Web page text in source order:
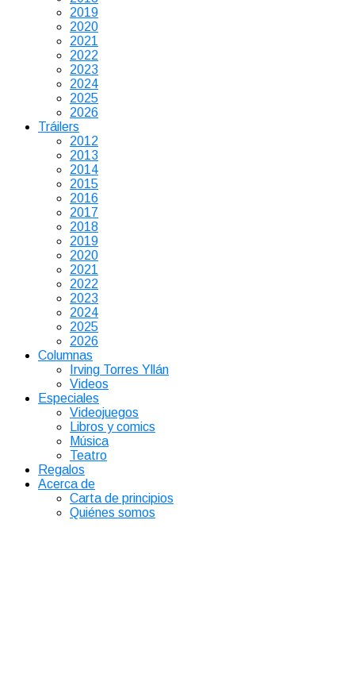
2019
2020
2021
2022
2023
2024
2025
2026
Tráilers
2012
2013
2014
2015
2016
2017
2018
2019
2020
2021
2022
2023
2024
2025
2026
Columnas
Irving Torres Yllán
Videos
Especiales
Videojuegos
Libros y comics
Música
Teatro
Regalos
Acerca de
Carta de principios
Quiénes somos